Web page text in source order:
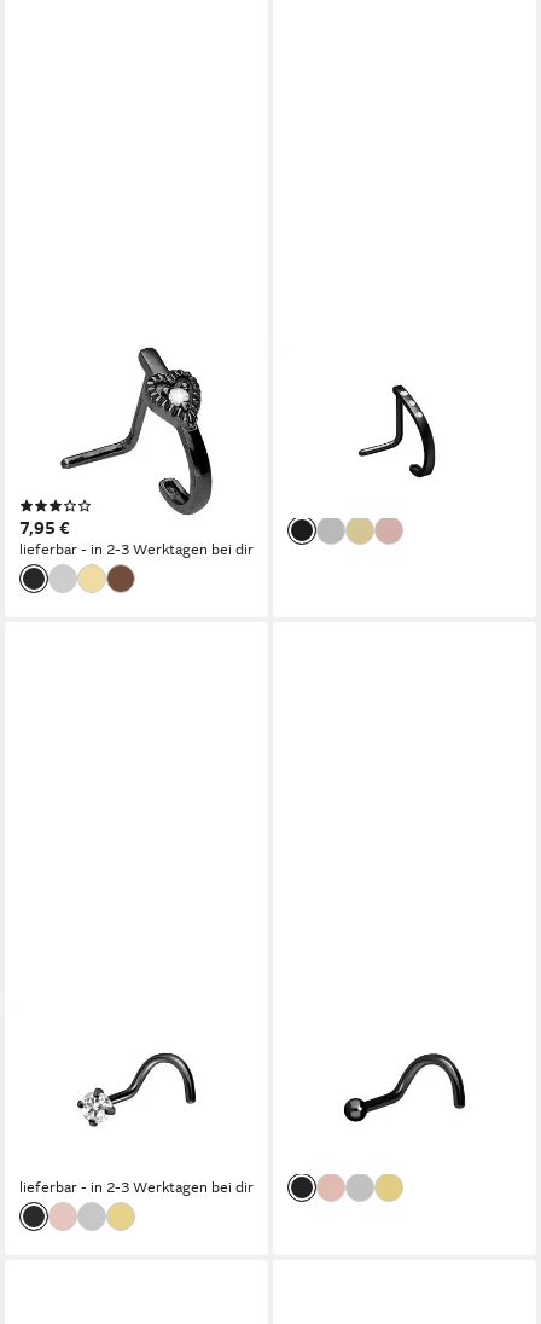
Nasenpiercing Chirurgenstahl
Nasenstecker HERZ +
KRISTALL (Nasenstecker, 1-
7,95 €
lieferbar - in 2-3 Werktagen bei dir
Nasenpiercing Chirurgenstahl
Nasenstecker 3 KRISTALLE
(Nasenstecker, 1-tlg)
Nasenpiercing Titan
Nasenstecker Spirale
EINGEFASSTER KRISTALL
lieferbar - in 2-3 Werktagen bei dir
Nasenpiercing Chirurgenstahl
Nasenstecker Spirale KUGEL
(Nasenstecker, 1-tlg)